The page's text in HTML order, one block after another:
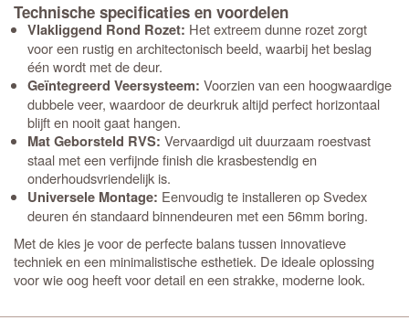
Technische specificaties en voordelen
Vlakliggend Rond Rozet: Het extreem dunne rozet zorgt
voor een rustig en architectonisch beeld, waarbij het beslag
één wordt met de deur.
Geïntegreerd Veersysteem: Voorzien van een hoogwaardige
dubbele veer, waardoor de deurkruk altijd perfect horizontaal
blijft en nooit gaat hangen.
Mat Geborsteld RVS: Vervaardigd uit duurzaam roestvast
staal met een verfijnde finish die krasbestendig en
onderhoudsvriendelijk is.
Universele Montage: Eenvoudig te installeren op Svedex
deuren én standaard binnendeuren met een 56mm boring.
Met dekies je voor de perfecte balans tussen innovatieve
techniek en een minimalistische esthetiek. De ideale oplossing
voor wie oog heeft voor detail en een strakke, moderne look.